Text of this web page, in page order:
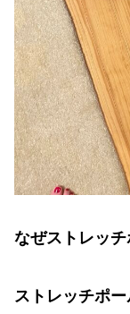
なぜストレッ
ストレッチポ